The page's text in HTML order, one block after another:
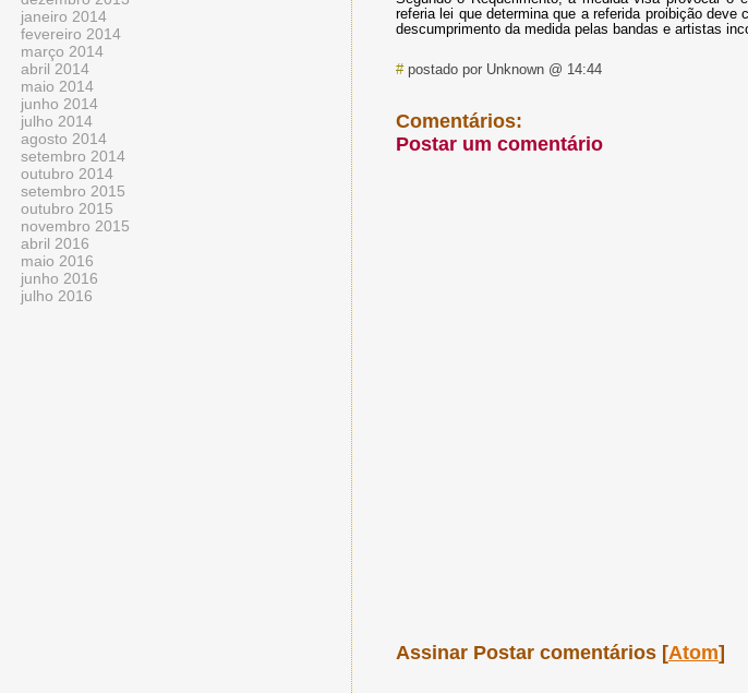
referia lei quedetermina que a referida proibição
descumprimento da medida pelas bandas e artistas
#postado por Unknown @ 14:44
Comentários:
Postar um comentário
Assinar Postar comentários [Atom]
janeiro 2014
fevereiro 2014
março 2014
abril 2014
maio 2014
junho 2014
julho 2014
agosto 2014
setembro 2014
outubro 2014
setembro 2015
outubro 2015
novembro 2015
abril 2016
maio 2016
junho 2016
julho 2016